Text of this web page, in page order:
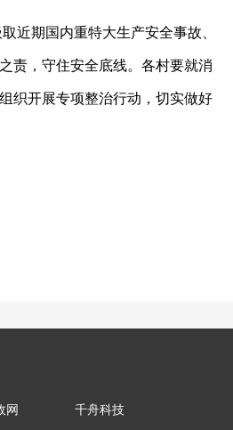
近期国内重特大生产安全事故、
责，守住安全底线。各村要就消
织开展专项整治行动，切实做好
网 千舟科技